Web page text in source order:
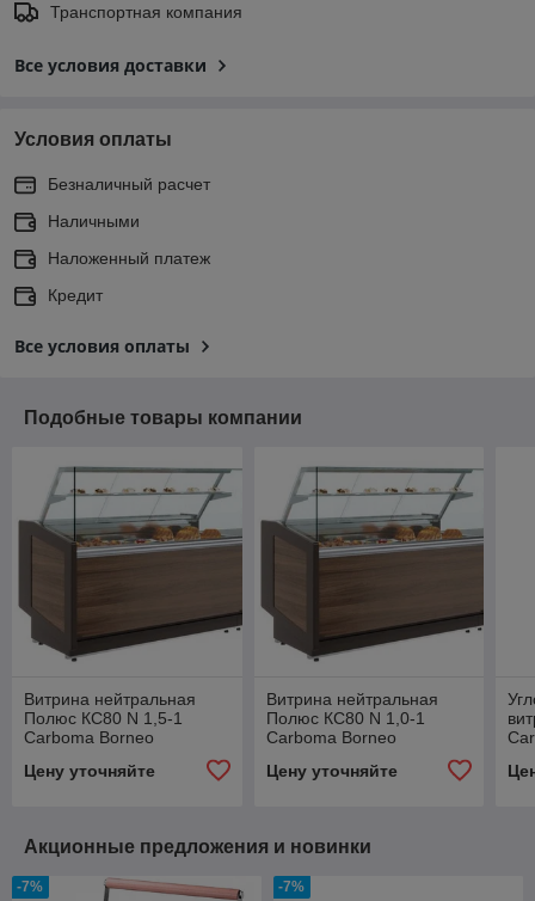
Транспортная компания
Все условия доставки
Условия оплаты
Безналичный расчет
Наличными
Наложенный платеж
Кредит
Все условия оплаты
Подобные товары компании
Витрина нейтральная
Полюс КС80 N 1,5-1
Carboma Borneo
Цену уточняйте
Витрина нейтральная
Полюс КС80 N 1,0-1
Carboma Borneo
Цену уточняйте
Акционные предложения и новинки
-7% -7%